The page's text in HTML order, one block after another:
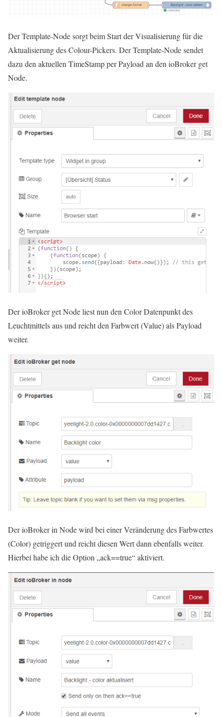
Der Template-Node sorgt beim Start der Visualisierung für die
Aktualisierung des Colour-Pickers. Der Template-Node sendet
dazu den aktuellen TimeStamp per Payload an den ioBroker get
Node.
Der ioBroker get Node liest nun den Color Datenpunkt des
Leuchtmittels aus und reicht den Farbwert (Value) als Payload
weiter.
Der ioBroker in Node wird bei einer Veränderung des Farbwertes
(Color) getriggert und reicht diesen Wert dann ebenfalls weiter.
Hierbei habe ich die Option „ack==true“ aktiviert.